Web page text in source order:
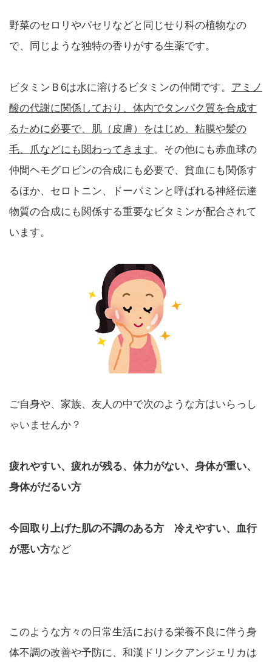
野菜のセロリやパセリなどと同じせり科の植物なの
で、同じような独特の香りがする生薬です。
ビタミンＢ6は水に溶けるビタミンの仲間です。 アミノ
酸の代謝に関係しており、体内でタンパク質を合成す
るために必要で、肌（皮膚）をはじめ、粘膜や髪の
毛、爪などにも関わってきます。その他にも赤血球の
仲間ヘモグロビンの合成にも必要で、貧血にも関係す
るほか、セロトニン、ドーパミンと呼ばれる神経伝達
物質の合成にも関係する重要なビタミンが配合されて
います。
ご自身や、家族、友人の中で次のような方はいらっし
ゃいませんか？
疲れやすい、疲れが残る、体力がない、身体が重い、
身体がだるい方
今回取り上げた肌の不調のある方 冷えやすい、血行
が悪い方など
このような方々の日常生活における栄養不良に伴う身
体不調の改善や予防に、和漢ドリンクアンジェリカは